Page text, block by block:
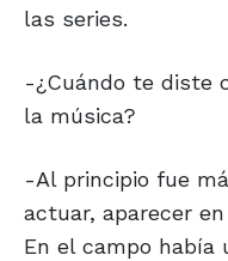
las series.
-¿Cuándo te diste
la música?
-Al principio fue
actuar, aparecer
En el campo había